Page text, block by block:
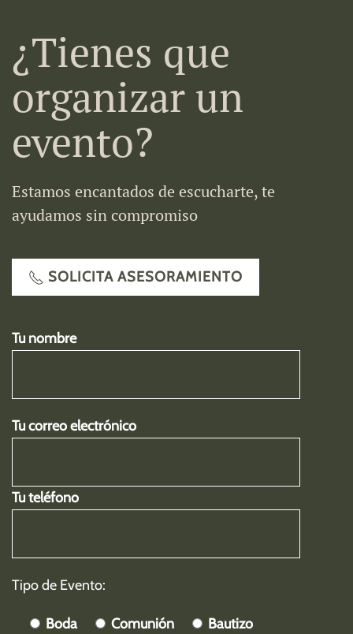
¿Tienes que
organizar un
evento?
Estamos encantados de escucharte, te
ayudamos sin compromiso
SOLICITA ASESORAMIENTO
Tu nombre
Tu correo electrónico
Tu teléfono
Tipo de Evento:
Boda Comunión
Bautizo